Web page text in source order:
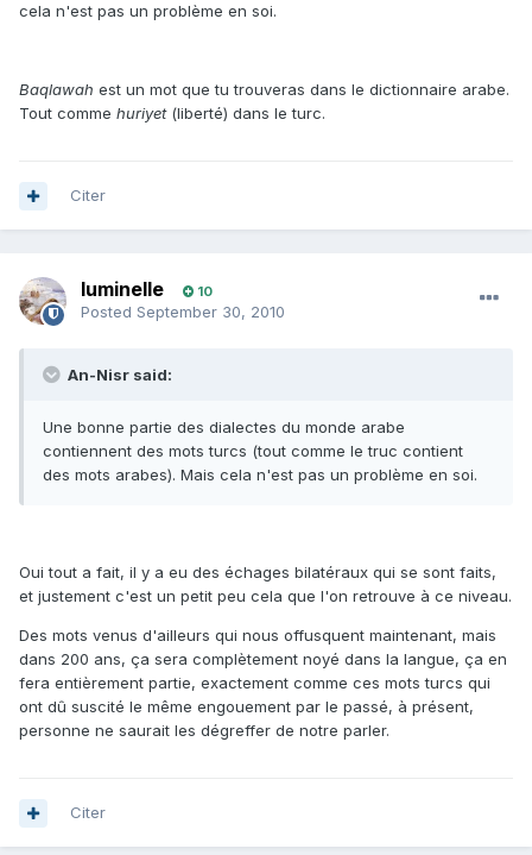
cela n'est pas un problème en soi.
Baqlawah est un mot que tu trouveras dans le dictionnaire arabe.
Tout comme huriyet (liberté) dans le turc.
Citer
luminelle 10
Posted September 30, 2010
An-Nisr said:
Une bonne partie des dialectes du monde arabe
contiennent des mots turcs (tout comme le truc contient
des mots arabes). Mais cela n'est pas un problème en soi.
Oui tout a fait, il y a eu des échages bilatéraux qui se sont faits,
et justement c'est un petit peu cela que l'on retrouve à ce niveau.
Des mots venus d'ailleurs qui nous offusquent maintenant, mais
dans 200 ans, ça sera complètement noyé dans la langue, ça en
fera entièrement partie, exactement comme ces mots turcs qui
ont dû suscité le même engouement par le passé, à présent,
personne ne saurait les dégreffer de notre parler.
Citer